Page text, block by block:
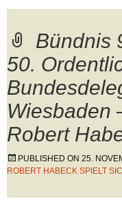
Bündnis
50.
Wiesbaden
Robert
PUBLISHED ON 25.
ROBERT HABECK SPIELT